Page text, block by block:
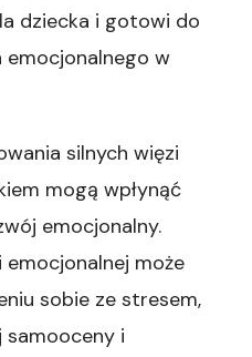
dziecka i gotowi do
emocjonalnego w
silnych więzi
mogą wpłynąć
emocjonalny.
emocjonalnej może
sobie ze stresem,
i